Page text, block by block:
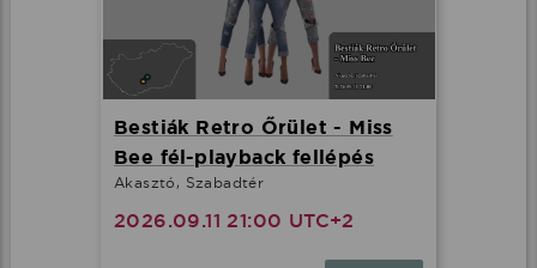
Bestiák Retro Őrület - Miss
Bee fél-playback fellépés
Akasztó, Szabadtér
2026.09.11 21:00 UTC+2